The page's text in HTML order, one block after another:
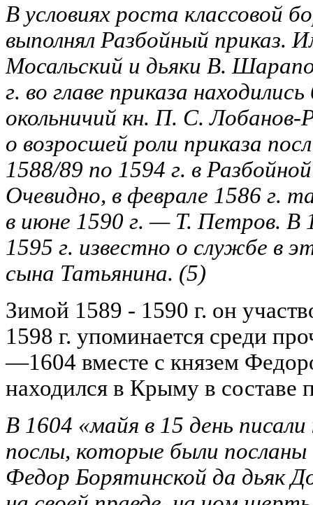
В условиях роста классовой
выполнял Разбойный приказ.
Мосальский и дьяки В.
г. во главе приказа
окольничий кн. П. С.
о возросшей роли приказа
1588/89 по 1594 г. в
Очевидно, в феврале 1586 г.
в июне 1590 г. — Т. Петров. В
1595 г. известно о службе в
сына Татьянина. (5)
Зимой 1589 - 1590 г. он
1598 г. упоминается среди
—1604 вместе с князем
находился в Крыму в составе
В 1604 «майя в 15 день
послы, которые были
Федор Борятинской да дьяк